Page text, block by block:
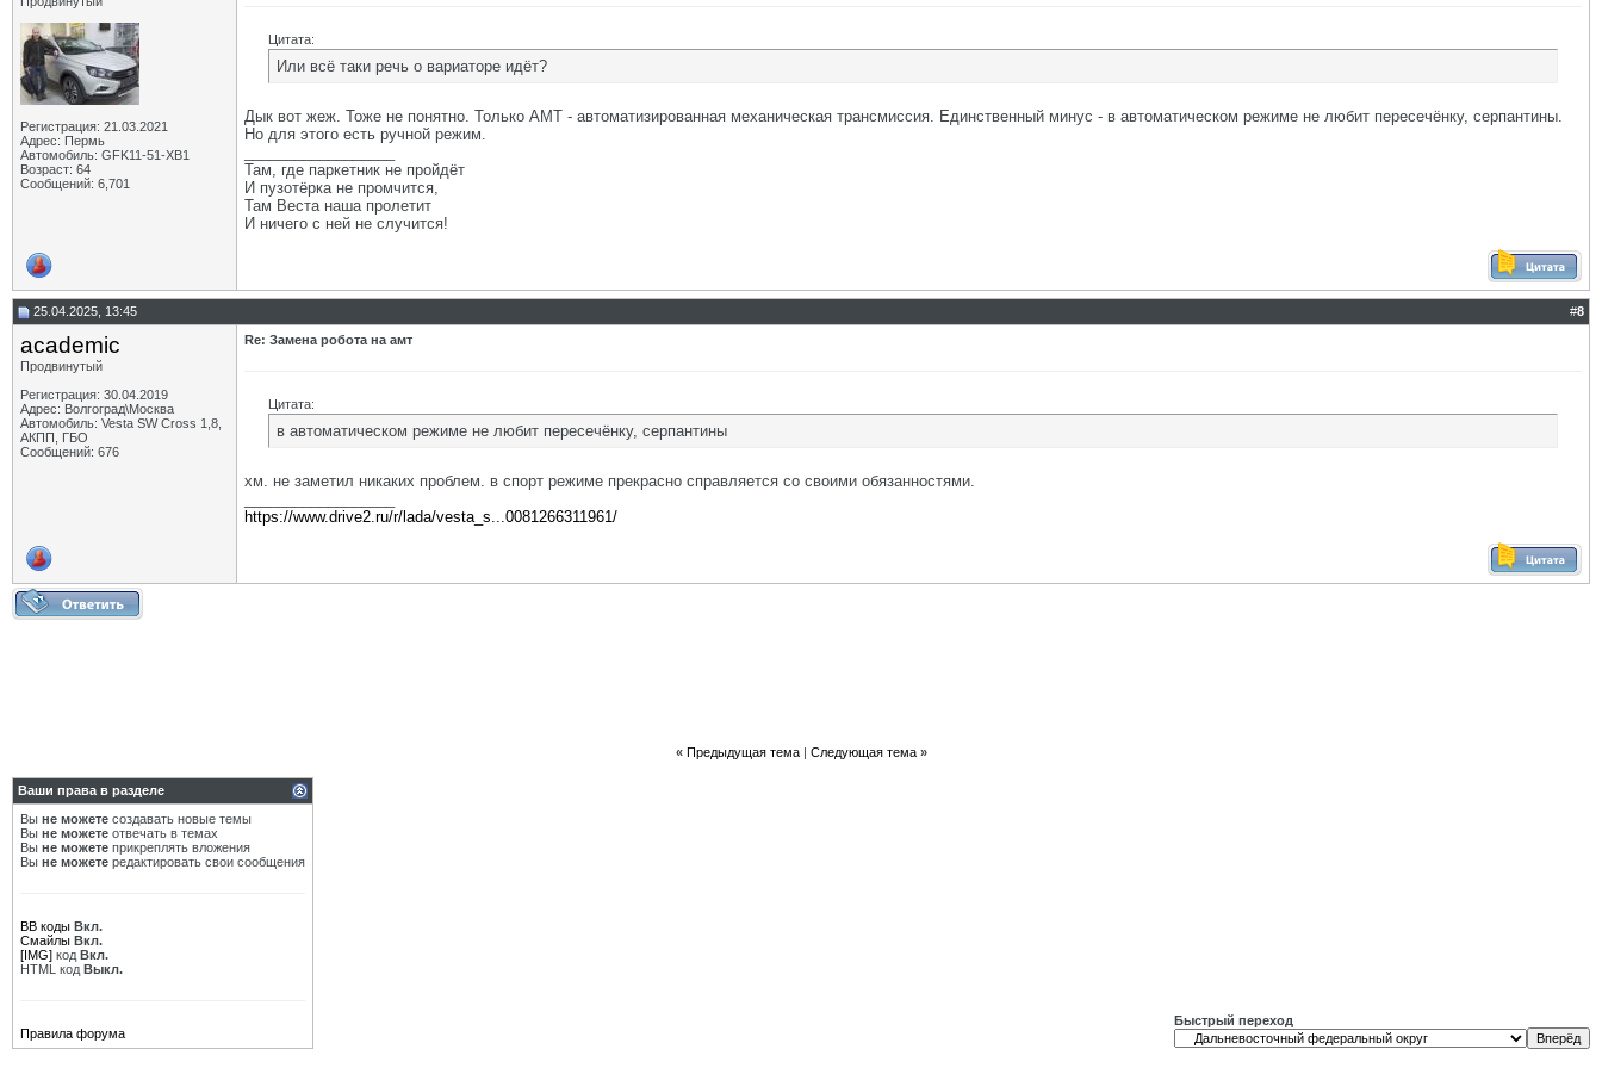
Регистрация: 21.03.2021
Адрес: Пермь
Автомобиль: GFK11-51-ХВ1
Возраст: 64
Сообщений: 6,701
Цитата:
Или всё таки речь о вариаторе идёт?
Дык вот жеж. Тоже не понятно. Только АМТ - автоматизированная механическая трансмиссия. Единственный минус - в автоматическом режиме не любит пересечёнку, серпантины.
Но для этого есть ручной режим.
Там, где паркетник не пройдёт
И пузотёрка не промчится,
Там Веста наша пролетит
И ничего с ней не случится!
25.04.2025, 13:45 #8
academic
Продвинутый
Регистрация: 30.04.2019
Адрес: Волгоград\Москва
Автомобиль: Vesta SW Cross 1,8,
АКПП, ГБО
Сообщений: 676
Re: Замена робота на амт
Цитата:
в автоматическом режиме не любит пересечёнку, серпантины
хм. не заметил никаких проблем. в спорт режиме прекрасно справляется со своими обязанностями.
https://www.drive2.ru/r/lada/vesta_s...0081266311961/
« Предыдущая тема| Следующая тема »
Ваши права в разделе
Вы не можете создавать новые темы
Вы не можете отвечать в темах
Вы не можете прикреплять вложения
Вы не можете редактировать свои сообщения
BB коды Вкл.
Смайлы Вкл.
[IMG] код Вкл.
HTML код Выкл.
Правила форума
Быстрый переход